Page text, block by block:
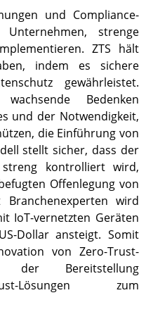
und Compliance-
Unternehmen, strenge
ZTS hält
indem es sichere
gewährleistet.
Bedenken
und der Notwendigkeit,
die Einführung von
stellt sicher, dass der
kontrolliert wird,
Offenlegung von
wird
IoT-vernetzten Geräten
Dollar ansteigt. Somit
von Zero-Trust-
der Bereitstellung
Lösungen zum